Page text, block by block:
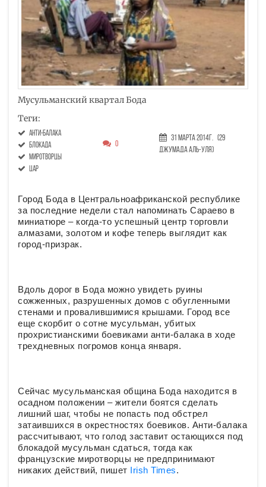
Мусульманский квартал Бода
Теги:
анти-балака
блокада
миротворцы
ЦАР
0
31 Марта 2014г. (29
Джумада аль-уля)
Город Бода в Центральноафриканской республике
за последние недели стал напоминать Сараево в
миниатюре – когда-то успешный центр торговли
алмазами, золотом и кофе теперь выглядит как
город-призрак.
Вдоль дорог в Бода можно увидеть руины
сожженных, разрушенных домов с обугленными
стенами и провалившимися крышами. Город все
еще скорбит о сотне мусульман, убитых
прохристианскими боевиками анти-балака в ходе
трехдневных погромов конца января.
Сейчас мусульманская община Бода находится в
осадном положении – жители боятся сделать
лишний шаг, чтобы не попасть под обстрел
затаившихся в окрестностях боевиков. Анти-балака
рассчитывают, что голод заставит остающихся под
блокадой мусульман сдаться, тогда как
французские миротворцы не предпринимают
никаких действий, пишет Irish Times.